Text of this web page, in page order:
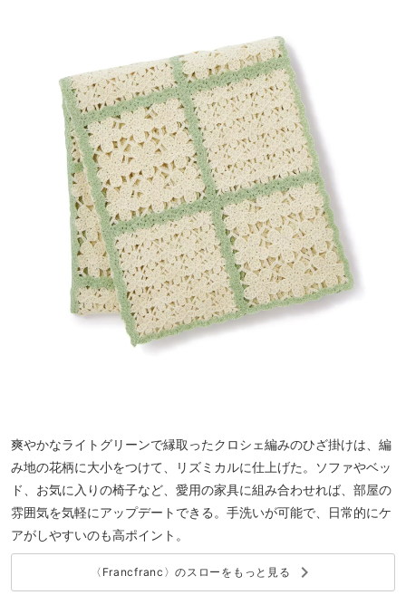
爽やかなライトグリーンで縁取ったクロシェ編みのひざ掛けは、編
み地の花柄に大小をつけて、リズミカルに仕上げた。ソファやベッ
ド、お気に入りの椅子など、愛用の家具に組み合わせれば、部屋の
雰囲気を気軽にアップデートできる。手洗いが可能で、日常的にケ
アがしやすいのも高ポイント。
〈Francfranc〉のスローをもっと見る keyboard_arrow_right